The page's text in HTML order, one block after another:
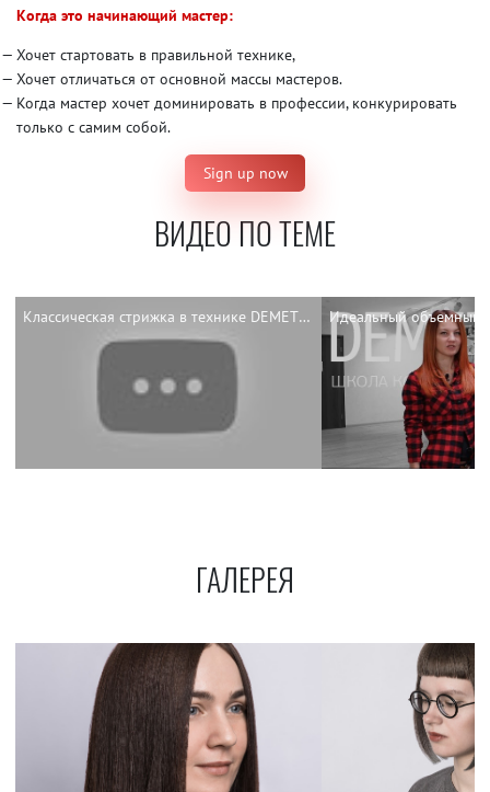
Когда это начинающий мастер:
Хочет стартовать в правильной технике,
Хочет отличаться от основной массы мастеров.
Когда мастер хочет доминировать в профессии, конкурировать
только с самим собой.
Sign up now
ВИДЕО ПО ТЕМЕ
Классическая стрижка в технике DEMETRIUS
ГАЛЕРЕЯ